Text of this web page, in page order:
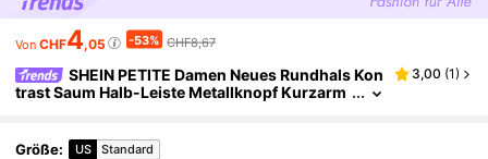
Von CHF4,05 -53% CHF8,67
SHEIN PETITE Damen Neues Rundhals Kon
trast Saum Halb-Leiste Metallknopf Kurzarm
3,00 (1)
Größe: US Standard